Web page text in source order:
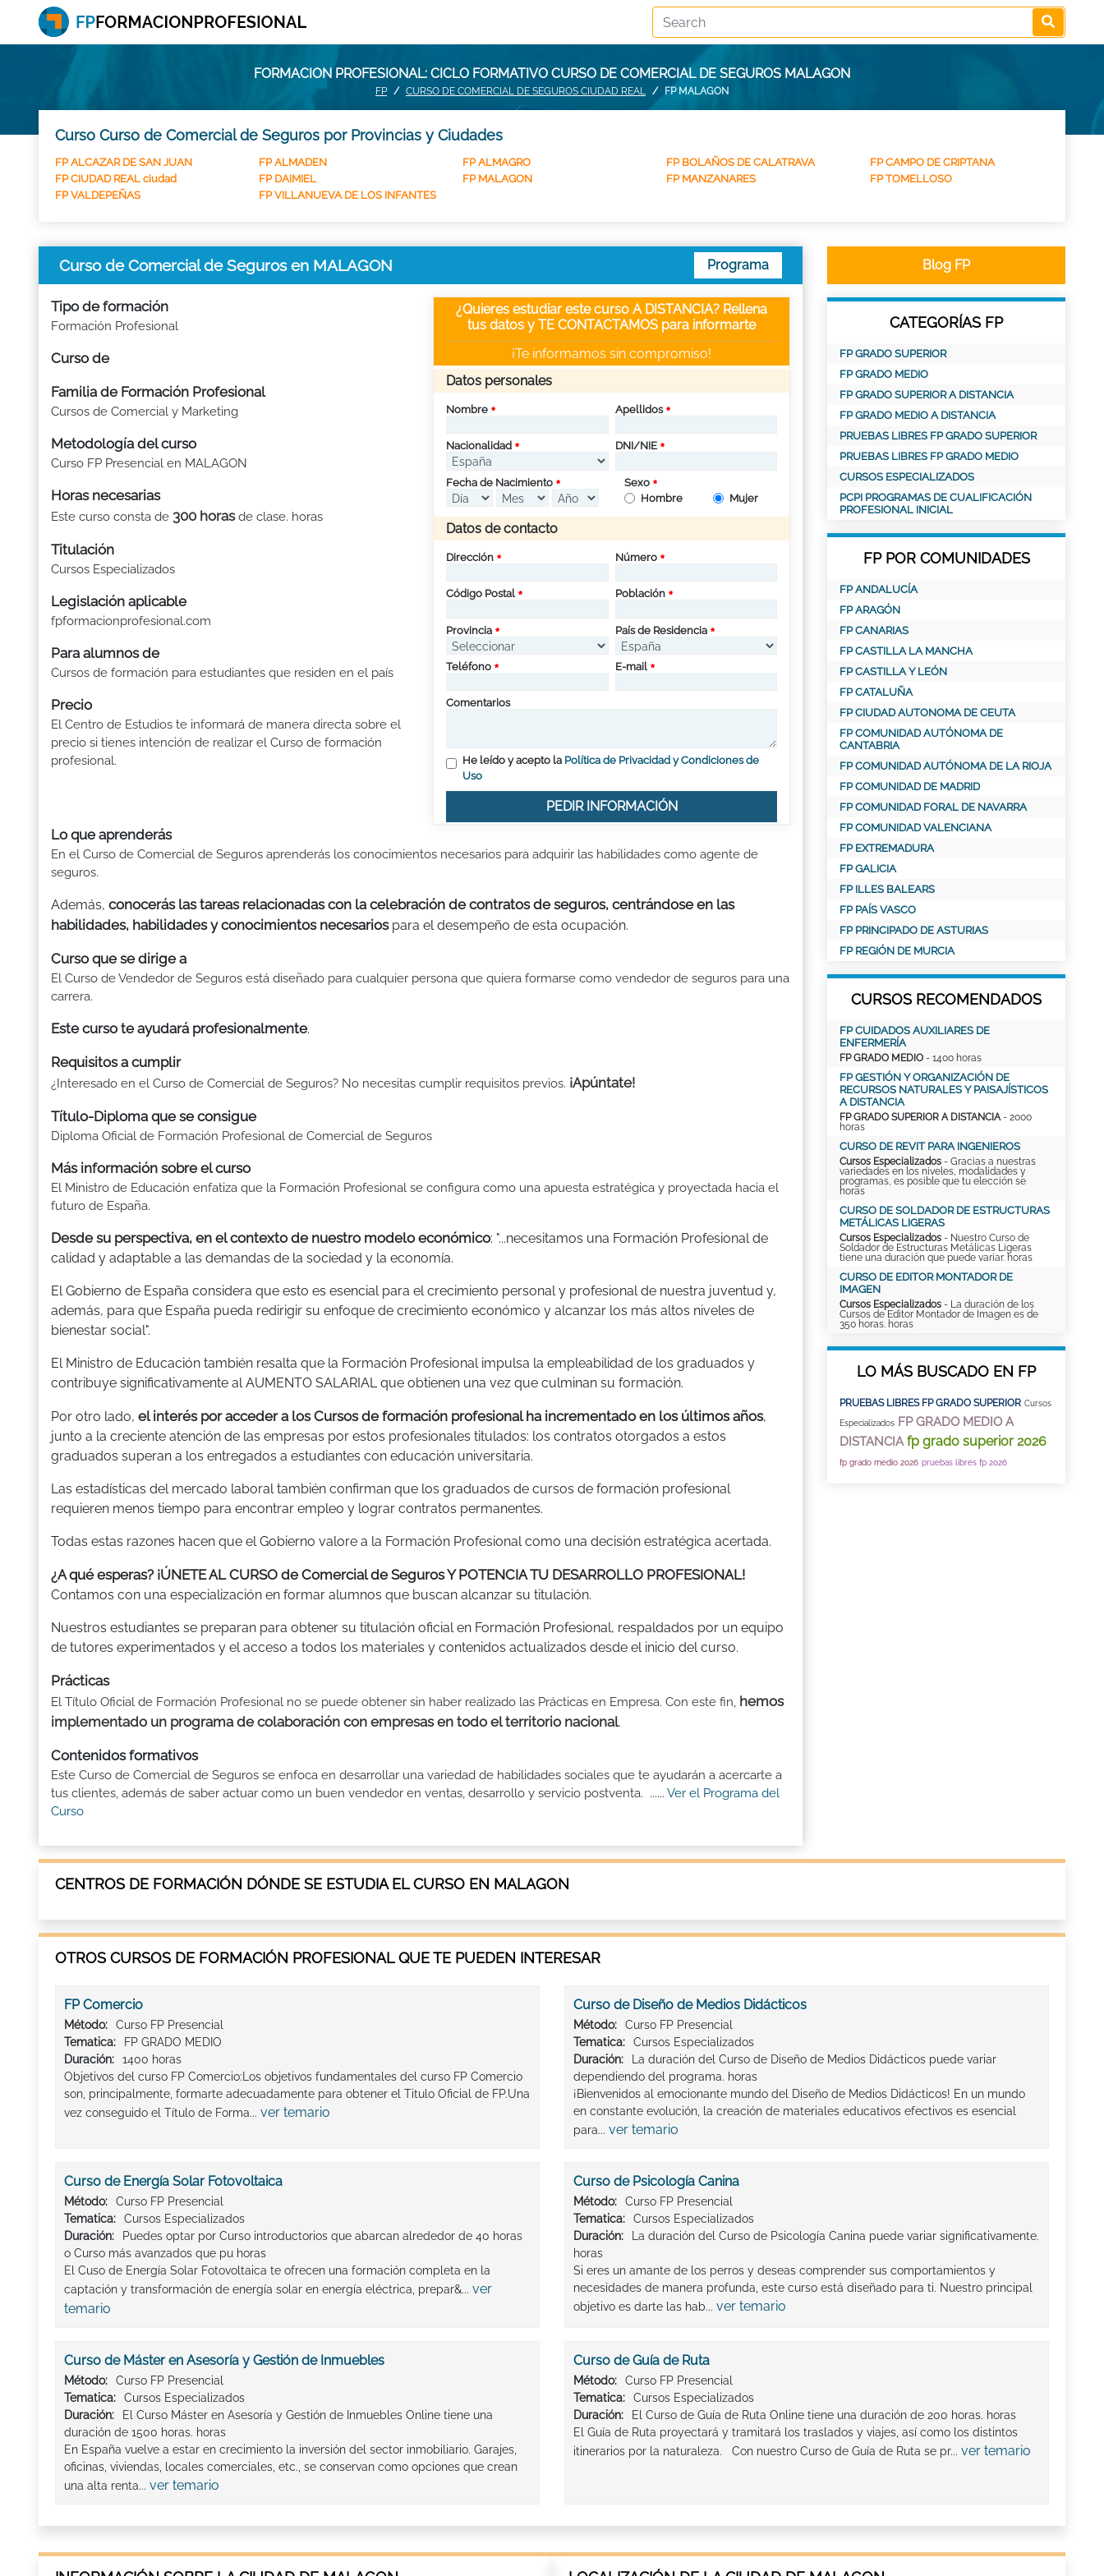
FORMACION PROFESIONAL: CICLO FORMATIVO CURSO DE COMERCIAL DE SEGUROS MALAGON
FP CURSO DE COMERCIAL DE SEGUROS CIUDAD REAL FP MALAGON
Curso Curso de Comercial de Seguros por Provincias y Ciudades
FP ALCAZAR DE SAN JUAN FP ALMADEN FP ALMAGRO FP BOLAÑOS DE CALATRAVA
FP CAMPO DE CRIPTANA
FP CIUDAD REAL ciudad
FP DAIMIEL FP MALAGON FP MANZANARES
FP TOMELLOSO
FP VALDEPEÑAS
FP VILLANUEVA DE LOS INFANTES
Curso de Comercial de Seguros en MALAGON Programa
Tipo de formación
Formación Profesional
Curso de
Familia de Formación Profesional
Cursos de Comercial y Marketing
Metodología del curso
Curso FP Presencial en MALAGON
Horas necesarias
Este curso consta de 300 horasde clase. horas
Titulación
Cursos Especializados
Legislación aplicable
fpformacionprofesional.com
Para alumnos de
Cursos de formación para estudiantes que residen en el país
Precio
El Centro de Estudios te informará de manera directa sobre el
precio si tienes intención de realizar el Curso de formación
profesional.
¿Quieres estudiar este curso A DISTANCIA? Rellena
tus datos y TE CONTACTAMOS para informarte
¡Te informamos sin compromiso!
Datos personales
Nombre Apellidos
Nacionalidad DNI/NIE
Fecha de Nacimiento
Sexo
Hombre
Mujer
Datos de contacto
Dirección Número
Código Postal Población
Provincia País de Residencia
Teléfono E-mail
Comentarios
He leído y acepto la Política de Privacidad y Condiciones de
Uso
PEDIR INFORMACIÓN
Lo que aprenderás
En el Curso de Comercial de Seguros aprenderás los conocimientos necesarios para adquirir las habilidades como agente de
seguros.
Además, conocerás las tareas relacionadas con la celebración de contratos de seguros, centrándose en las
habilidades, habilidades y conocimientos necesariospara el desempeño de esta ocupación.
Curso que se dirige a
El Curso de Vendedor de Seguros está diseñado para cualquier persona que quiera formarse como vendedor de seguros para una
carrera.
Este curso te ayudará profesionalmente.
Requisitos a cumplir
¿Interesado en el Curso de Comercial de Seguros? No necesitas cumplir requisitos previos. ¡Apúntate!
Título-Diploma que se consigue
Diploma Oficial de Formación Profesional de Comercial de Seguros
Más información sobre el curso
El Ministro de Educación enfatiza que la Formación Profesional se configura como una apuesta estratégica y proyectada hacia el
futuro de España.
Desde su perspectiva, en el contexto de nuestro modelo económico: "...necesitamos una Formación Profesional de
calidad y adaptable a las demandas de la sociedad y la economía.
El Gobierno de España considera que esto es esencial para el crecimiento personal y profesional de nuestra juventud y,
además, para que España pueda redirigir su enfoque de crecimiento económico y alcanzar los más altos niveles de
bienestar social".
El Ministro de Educación también resalta que la Formación Profesional impulsa la empleabilidad de los graduados y
contribuye significativamente al AUMENTO SALARIAL que obtienen una vez que culminan su formación.
Por otro lado, el interés por acceder a los Cursos de formación profesional ha incrementado en los últimos años,
junto a la creciente atención de las empresas por estos profesionales titulados: los contratos otorgados a estos
graduados superan a los entregados a estudiantes con educación universitaria.
Las estadísticas del mercado laboral también confirman que los graduados de cursos de formación profesional
requieren menos tiempo para encontrar empleo y lograr contratos permanentes.
Todas estas razones hacen que el Gobierno valore a la Formación Profesional como una decisión estratégica acertada.
¿A qué esperas? ¡ÚNETE AL CURSO de Comercial de Seguros Y POTENCIA TU DESARROLLO PROFESIONAL!
Contamos con una especialización en formar alumnos que buscan alcanzar su titulación.
Nuestros estudiantes se preparan para obtener su titulación oficial en Formación Profesional, respaldados por un equipo
de tutores experimentados y el acceso a todos los materiales y contenidos actualizados desde el inicio del curso.
Prácticas
El Título Oficial de Formación Profesional no se puede obtener sin haber realizado las Prácticas en Empresa. Con este fin, hemos
implementado un programa de colaboración con empresas en todo el territorio nacional.
Contenidos formativos
Este Curso de Comercial de Seguros se enfoca en desarrollar una variedad de habilidades sociales que te ayudarán a acercarte a
tus clientes, además de saber actuar como un buen vendedor en ventas, desarrollo y servicio postventa. ...... Ver el Programa del
Curso
Blog FP
CATEGORÍAS FP
FP GRADO SUPERIOR
FP GRADO MEDIO
FP GRADO SUPERIOR A DISTANCIA
FP GRADO MEDIO A DISTANCIA
PRUEBAS LIBRES FP GRADO SUPERIOR
PRUEBAS LIBRES FP GRADO MEDIO
CURSOS ESPECIALIZADOS
PCPI PROGRAMAS DE CUALIFICACIÓN
PROFESIONAL INICIAL
FP POR COMUNIDADES
FP ANDALUCÍA
FP ARAGÓN
FP CANARIAS
FP CASTILLA LA MANCHA
FP CASTILLA Y LEÓN
FP CATALUÑA
FP CIUDAD AUTONOMA DE CEUTA
FP COMUNIDAD AUTÓNOMA DE
CANTABRIA
FP COMUNIDAD AUTÓNOMA DE LA RIOJA
FP COMUNIDAD DE MADRID
FP COMUNIDAD FORAL DE NAVARRA
FP COMUNIDAD VALENCIANA
FP EXTREMADURA
FP GALICIA
FP ILLES BALEARS
FP PAÍS VASCO
FP PRINCIPADO DE ASTURIAS
FP REGIÓN DE MURCIA
CURSOS RECOMENDADOS
FP CUIDADOS AUXILIARES DE
ENFERMERÍA
FP GRADO MEDIO - 1400 horas
FP GESTIÓN Y ORGANIZACIÓN DE
RECURSOS NATURALES Y PAISAJÍSTICOS
A DISTANCIA
FP GRADO SUPERIOR A DISTANCIA- 2000
horas
CURSO DE REVIT PARA INGENIEROS
Cursos Especializados - Gracias a nuestras
variedades en los niveles, modalidades y
programas, es posible que tu elección se
horas
CURSO DE SOLDADOR DE ESTRUCTURAS
METÁLICAS LIGERAS
Cursos Especializados - Nuestro Curso de
Soldador de Estructuras Metálicas Ligeras
tiene una duración que puede variar. horas
CURSO DE EDITOR MONTADOR DE
IMAGEN
Cursos Especializados - La duración de los
Cursos de Editor Montador de Imagen es de
350 horas. horas
LO MÁS BUSCADO EN FP
PRUEBAS LIBRES FP GRADO SUPERIOR Cursos
Especializados FP GRADO MEDIO A
DISTANCIA fp grado superior 2026
fp grado medio 2026 pruebas libres fp 2026
CENTROS DE FORMACIÓN DÓNDE SE ESTUDIA EL CURSO EN MALAGON
OTROS CURSOS DE FORMACIÓN PROFESIONAL QUE TE PUEDEN INTERESAR
FP Comercio
Método:
Curso FP Presencial
Tematica:
FP GRADO MEDIO
Duración:
1400 horas
Objetivos del curso FP Comercio:Los objetivos fundamentales del curso FP Comercio
son, principalmente, formarte adecuadamente para obtener el Titulo Oficial de FP.Una
vez conseguido el Título de Forma... ver temario
Curso de Diseño de Medios Didácticos
Método:
Curso FP Presencial
Tematica:
Cursos Especializados
Duración:
La duración del Curso de Diseño de Medios Didácticos puede variar
dependiendo del programa. horas
¡Bienvenidos al emocionante mundo del Diseño de Medios Didácticos! En un mundo
en constante evolución, la creación de materiales educativos efectivos es esencial
para... ver temario
Curso de Energía Solar Fotovoltaica
Método:
Curso FP Presencial
Tematica:
Cursos Especializados
Duración:
Puedes optar por Curso introductorios que abarcan alrededor de 40 horas
o Curso más avanzados que pu horas
El Cuso de Energía Solar Fotovoltaica te ofrecen una formación completa en la
captación y transformación de energía solar en energía eléctrica, prepar&... ver
temario
Curso de Psicología Canina
Método:
Curso FP Presencial
Tematica:
Cursos Especializados
Duración:
La duración del Curso de Psicología Canina puede variar significativamente.
horas
Si eres un amante de los perros y deseas comprender sus comportamientos y
necesidades de manera profunda, este curso está diseñado para ti. Nuestro principal
objetivo es darte las hab... ver temario
Curso de Máster en Asesoría y Gestión de Inmuebles
Método:
Curso FP Presencial
Tematica:
Cursos Especializados
Duración:
El Curso Máster en Asesoría y Gestión de Inmuebles Online tiene una
duración de 1500 horas. horas
En España vuelve a estar en crecimiento la inversión del sector inmobiliario. Garajes,
oficinas, viviendas, locales comerciales, etc., se conservan como opciones que crean
una alta renta... ver temario
Curso de Guía de Ruta
Método:
Curso FP Presencial
Tematica:
Cursos Especializados
Duración:
El Curso de Guía de Ruta Online tiene una duración de 200 horas. horas
El Guía de Ruta proyectará y tramitará los traslados y viajes, así como los distintos
itinerarios por la naturaleza. Con nuestro Curso de Guía de Ruta se pr... ver temario